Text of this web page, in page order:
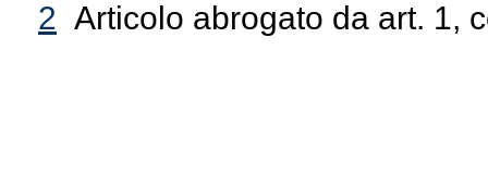
2 Articolo abrogato da art. 1,